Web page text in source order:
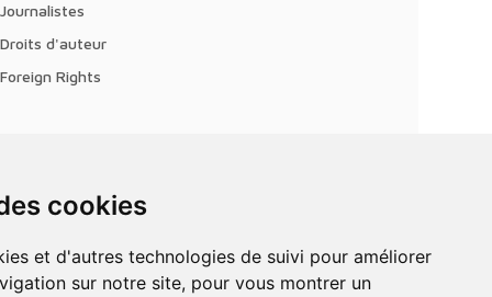
cookies
sur notre site, pour vous montrer un
Journalistes
Droits d'auteur
Foreign Rights